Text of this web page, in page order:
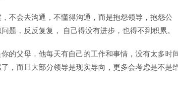
不会去沟通，不懂得沟通，而是抱怨领导，抱怨公
题，反反复复， 自己得没有进步，也得不到积累。
的父母，他每天有自己的工作和事情，没有太多时间
，而且大部分领导是现实导向，更多会考虑是不是